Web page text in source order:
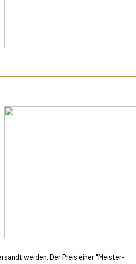
werden. Der Preis einer "Meister-